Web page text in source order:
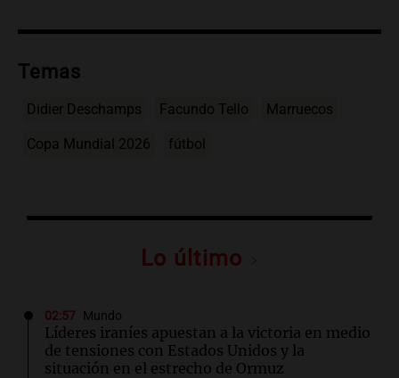
Temas
Didier Deschamps Facundo Tello Marruecos
Copa Mundial 2026 fútbol
Lo último
02:57 Mundo
Líderes iraníes apuestan a la victoria en medio
de tensiones con Estados Unidos y la
situación en el estrecho de Ormuz